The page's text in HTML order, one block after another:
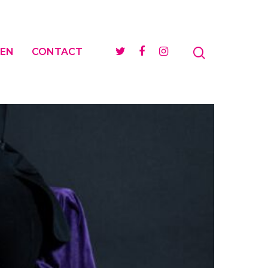
CONTACT